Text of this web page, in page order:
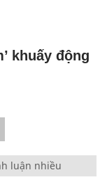
khuấy động
luận nhiều